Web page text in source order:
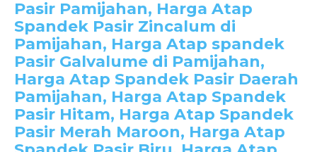
Pasir Pamijahan, Harga Atap
Spandek Pasir Zincalum di
Pamijahan, Harga Atap spandek
Pasir Galvalume di Pamijahan,
Harga Atap Spandek Pasir Daerah
Pamijahan, Harga Atap Spandek
Pasir Hitam, Harga Atap Spandek
Pasir Merah Maroon, Harga Atap